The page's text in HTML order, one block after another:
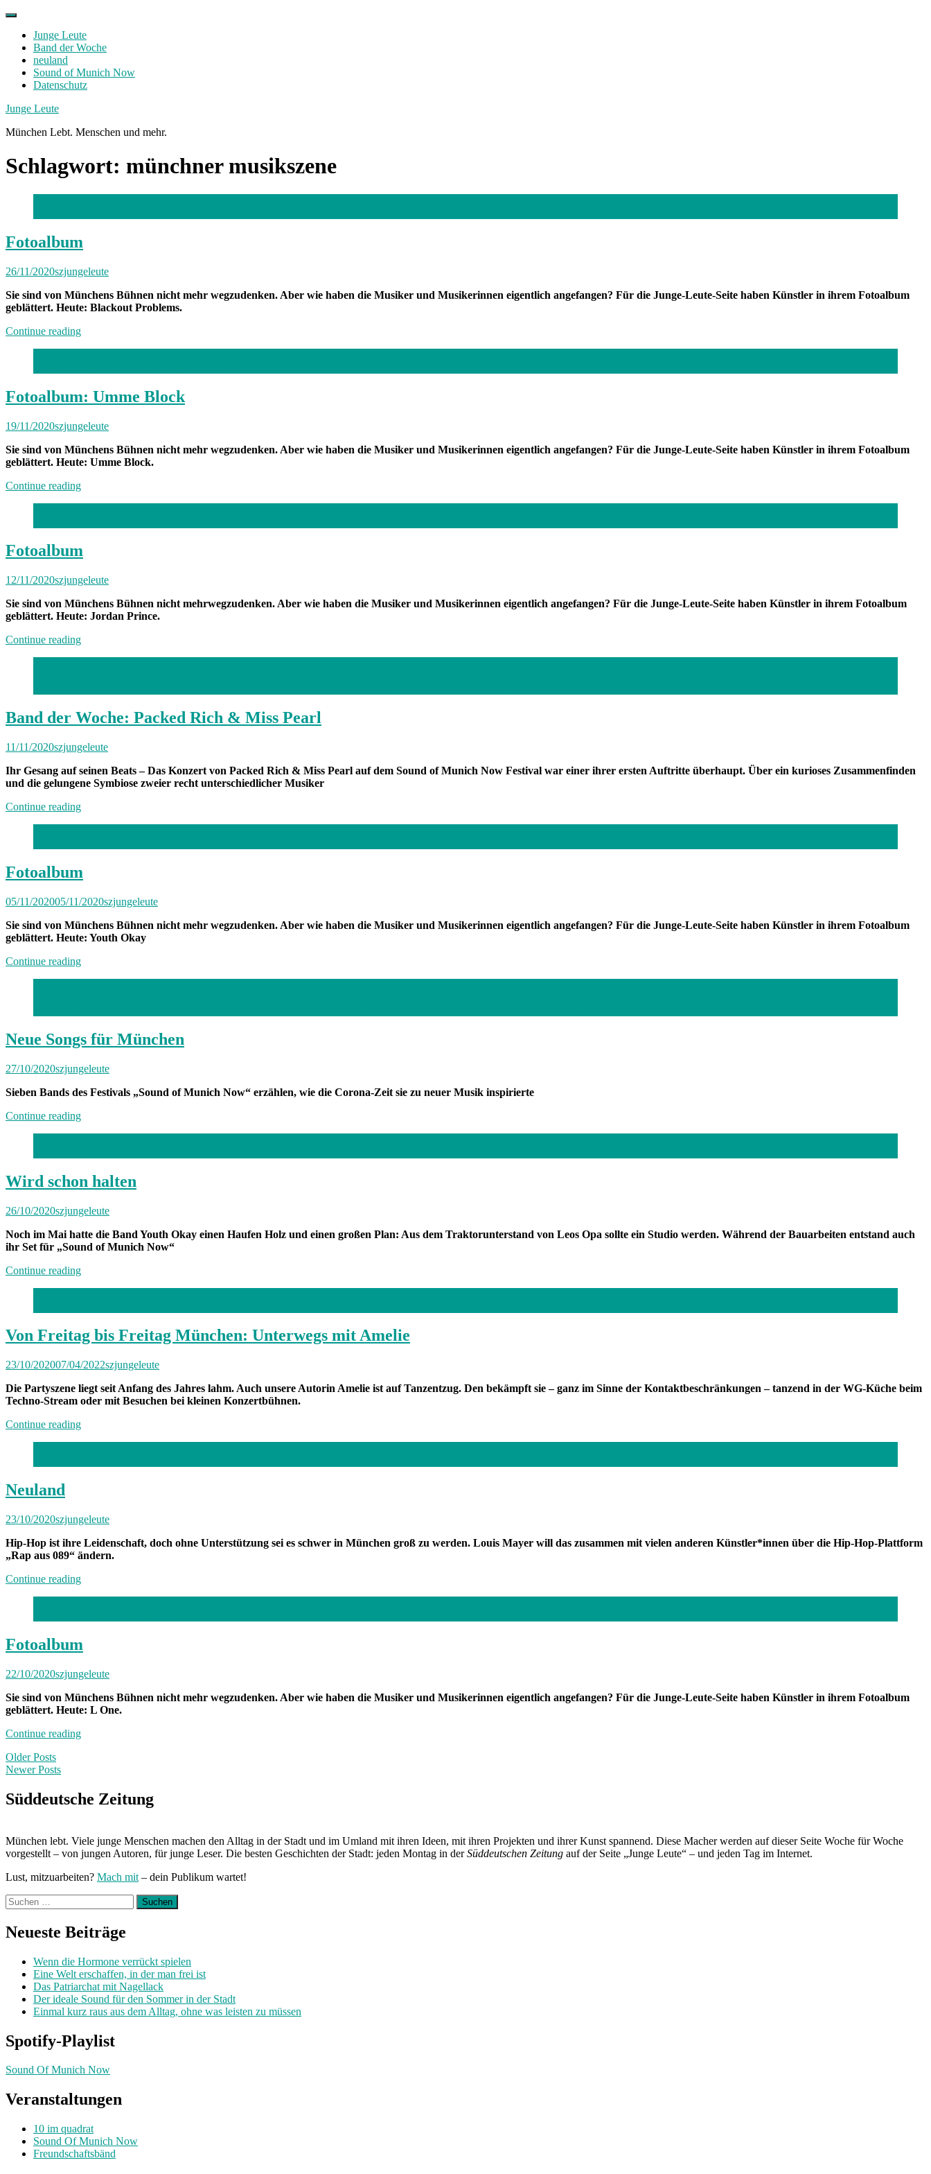
Skip
contentJunge Leute
Band der Woche
neuland
Sound of Munich Now
Datenschutz
Facebook
Twitter
Instagram
Junge Leute
München Lebt. Menschen und mehr.
Schlagwort: münchner musikszene
Fotoalbum
26/11/2020szjungeleute
Sie sind von Münchens Bühnen nicht mehr wegzudenken. Aber wie haben die Musiker und Musikerinnen eigentlich angefangen? Für die Junge-Leute-Seite haben Künstler in ihrem Fotoalbum
geblättert. Heute: Blackout Problems.
Continue reading„Fotoalbum“
Fotoalbum: Umme Block
19/11/2020szjungeleute
Sie sind von Münchens Bühnen nicht mehr wegzudenken. Aber wie haben die Musiker und Musikerinnen eigentlich angefangen? Für die Junge-Leute-Seite haben Künstler in ihrem Fotoalbum
geblättert. Heute: Umme Block.
Continue reading„Fotoalbum:
Fotoalbum
12/11/2020szjungeleute
Sie sind von Münchens Bühnen nicht mehrwegzudenken. Aber wie haben die Musiker und Musikerinnen eigentlich angefangen? Für die Junge-Leute-Seite haben Künstler in ihrem Fotoalbum
geblättert. Heute: Jordan Prince.
Continue reading„Fotoalbum“
Band der Woche: Packed Rich & Miss Pearl
11/11/2020szjungeleute
Ihr Gesang auf seinen Beats – Das Konzert von Packed Rich & Miss Pearl auf dem Sound of Munich Now Festival war einer ihrer ersten Auftritte überhaupt. Über ein kurioses Zusammenfinden
und die gelungene Symbiose zweier recht unterschiedlicher Musiker
Continue reading„Band
&
Miss
Fotoalbum
05/11/202005/11/2020szjungeleute
Sie sind von Münchens Bühnen nicht mehr wegzudenken. Aber wie haben die Musiker und Musikerinnen eigentlich angefangen? Für die Junge-Leute-Seite haben Künstler in ihrem Fotoalbum
geblättert. Heute: Youth Okay
Continue reading„Fotoalbum“
Neue Songs für München
27/10/2020szjungeleute
Sieben Bands des Festivals „Sound of Munich Now“ erzählen, wie die Corona-Zeit sie zu neuer Musik inspirierte
Continue reading„Neue
Wird schon halten
26/10/2020szjungeleute
Noch im Mai hatte die Band Youth Okay einen Haufen Holz und einen großen Plan: Aus dem Traktorunterstand von Leos Opa sollte ein Studio werden. Während der Bauarbeiten entstand auch
ihr Set für „Sound of Munich Now“
Continue reading„Wird
Von Freitag bis Freitag München: Unterwegs mit Amelie
23/10/202007/04/2022szjungeleute
Die Partyszene liegt seit Anfang des Jahres lahm. Auch unsere Autorin Amelie ist auf Tanzentzug. Den bekämpft sie – ganz im Sinne der Kontaktbeschränkungen – tanzend in der WG-Küche beim
Techno-Stream oder mit Besuchen bei kleinen Konzertbühnen.
Continue reading„Von
Neuland
23/10/2020szjungeleute
Hip-Hop ist ihre Leidenschaft, doch ohne Unterstützung sei es schwer in München groß zu werden. Louis Mayer will das zusammen mit vielen anderen Künstler*innen über die Hip-Hop-Plattform
„Rap aus 089“ ändern.
Continue reading„Neuland“
Fotoalbum
22/10/2020szjungeleute
Sie sind von Münchens Bühnen nicht mehr wegzudenken. Aber wie haben die Musiker und Musikerinnen eigentlich angefangen? Für die Junge-Leute-Seite haben Künstler in ihrem Fotoalbum
geblättert. Heute: L One.
Continue reading„Fotoalbum“
Posts
navigation
Older Posts
Newer Posts
Süddeutsche Zeitung
München lebt. Viele junge Menschen machen den Alltag in der Stadt und im Umland mit ihren Ideen, mit ihren Projekten und ihrer Kunst spannend. Diese Macher werden auf dieser Seite Woche für Woche
vorgestellt – von jungen Autoren, für junge Leser. Die besten Geschichten der Stadt: jeden Montag in derSüddeutschen Zeitung auf der Seite „Junge Leute“ – und jeden Tag im Internet.
Lust, mitzuarbeiten? Mach mit – dein Publikum wartet!
Suchen
nach:
Neueste Beiträge
Wenn die Hormone verrückt spielen
Eine Welt erschaffen, in der man frei ist
Das Patriarchat mit Nagellack
Der ideale Sound für den Sommer in der Stadt
Einmal kurz raus aus dem Alltag, ohne was leisten zu müssen
Spotify-Playlist
Sound Of Munich Now
Veranstaltungen
10 im quadrat
Sound Of Munich Now
Freundschaftsbänd